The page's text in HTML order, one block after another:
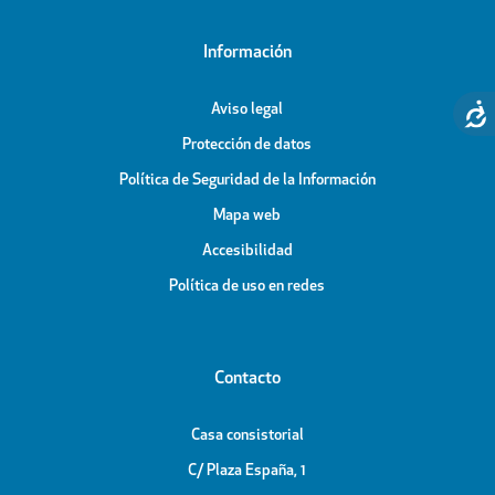
Información
Aviso legal
Protección de datos
Política de Seguridad de la Información
Mapa web
Accesibilidad
Política de uso en redes
Contacto
Casa consistorial
C/ Plaza España, 1